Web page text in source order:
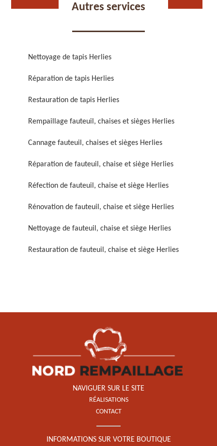
chaise et siège 59
Rénovation de fauteuil,
Nettoyage de fauteuil,
Autres services
Nettoyage de tapis Herlies
Réparation de tapis Herlies
Restauration de tapis Herlies
Rempaillage fauteuil, chaises et sièges Herlies
Cannage fauteuil, chaises et sièges Herlies
Réparation de fauteuil, chaise et siège Herlies
Réfection de fauteuil, chaise et siège Herlies
Rénovation de fauteuil, chaise et siège Herlies
Nettoyage de fauteuil, chaise et siège Herlies
Restauration de fauteuil, chaise et siège Herlies
NAVIGUER SUR LE SITE
RÉALISATIONS
CONTACT
INFORMATIONS SUR VOTRE BOUTIQUE